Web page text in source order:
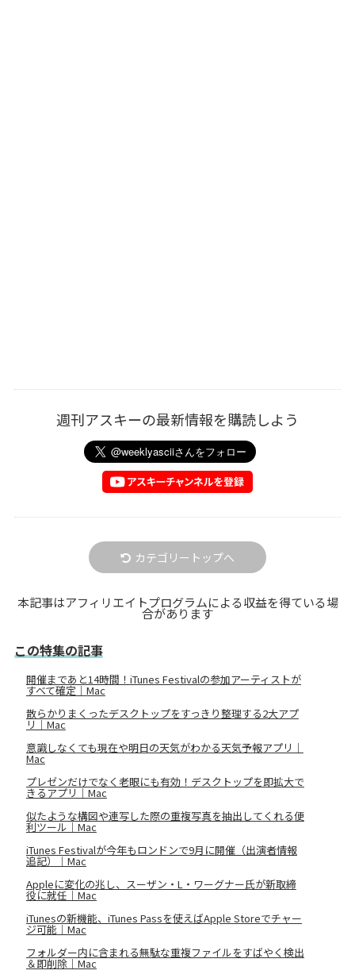
週刊アスキーの最新情報を購読しよう
カテゴリートップへ
本記事はアフィリエイトプログラムによる収益を得ている場
合があります
この特集の記事
開催まであと14時間！iTunes Festivalの参加アーティストが
すべて確定｜Mac
散らかりまくったデスクトップをすっきり整理する2大アプ
リ｜Mac
意識しなくても現在や明日の天気がわかる天気予報アプリ｜
Mac
プレゼンだけでなく老眼にも有効！デスクトップを即拡大で
きるアプリ｜Mac
似たような構図や連写した際の重複写真を抽出してくれる便
利ツール｜Mac
iTunes Festivalが今年もロンドンで9月に開催（出演者情報
追記）｜Mac
Appleに変化の兆し、スーザン・L・ワーグナー氏が新取締
役に就任｜Mac
iTunesの新機能、iTunes Passを使えばApple Storeでチャー
ジ可能｜Mac
フォルダー内に含まれる無駄な重複ファイルをすばやく検出
＆即削除｜Mac